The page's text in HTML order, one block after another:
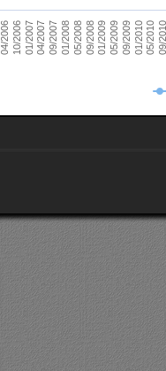
04/200610/200601/200704/200709/200701/200805/200809/200801/200905/200909/200901/201005/201009/